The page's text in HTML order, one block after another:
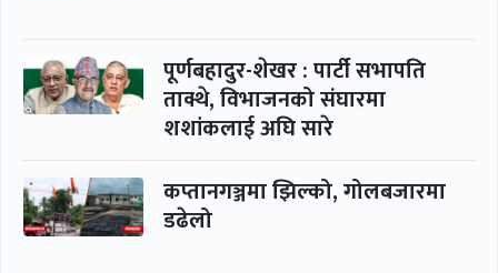
पूर्णबहादुर-शेखर : पार्टी सभापति
ताक्थे, विभाजनको संघारमा
शशांकलाई अघि सारे
कप्तानगञ्जमा झिल्को, गोलबजारमा
डढेलो